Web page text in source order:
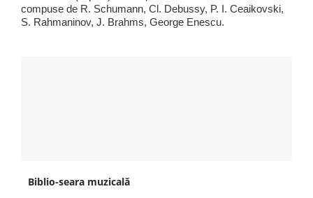
compuse de R. Schumann, Cl. Debussy, P. I. Ceaikovski,
S. Rahmaninov, J. Brahms, George Enescu.
Biblio-seara muzicală